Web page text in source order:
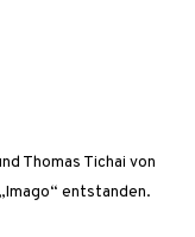
Thomas Tichai von
entstanden.